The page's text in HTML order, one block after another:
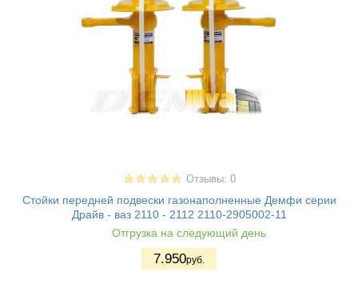
Отзывы: 0
Стойки передней подвески газонаполненные Демфи серии
Драйв - ваз 2110 - 2112 2110-2905002-11
Отгрузка на следующий день
7.950руб.